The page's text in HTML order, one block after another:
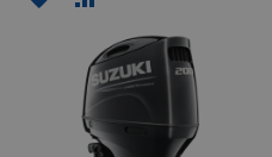
WUNSCHLISTE
HINZUFÜGEN
VERGLEICHSLISTE
HINZUFÜGEN